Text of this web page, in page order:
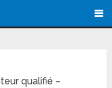
qualifié –